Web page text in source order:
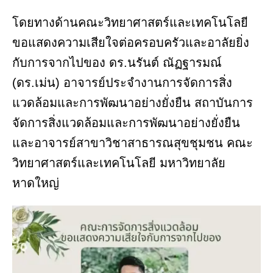
โดยทางด้านคณะวิทยาศาสตร์และเทคโนโลยี
ขอแสดงความเสียใจต่อครอบครัวและอาลัยยิ่ง
กับการจากไปของ ดร.นรันต์ ณัฏฐารมณ์
(ดร.เม่น) อาจารย์ประจำงานการจัดการสิ่ง
แวดล้อมและการพัฒนาอย่างยั่งยืน สถาบันการ
จัดการสิ่งแวดล้อมและการพัฒนาอย่างยั่งยืน
และอาจารย์สาขาวิชาสาธารณสุขชุมชน คณะ
วิทยาศาสตร์และเทคโนโลยี มหาวิทยาลัย
หาดใหญ่